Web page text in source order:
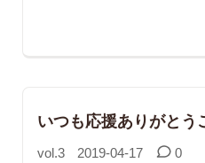
いつも応援ありがとう
vol.3 2019-04-17 0